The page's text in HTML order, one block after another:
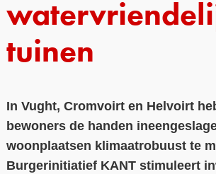
pagina
inhoud
tuinen
In Vught, Cromvoirt en Helvoirt
bewoners de handen
woonplaatsen klimaatrobuust te
Burgerinitiatief KANT stimuleert
Subsidies
Contact
Over ons